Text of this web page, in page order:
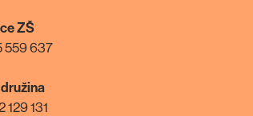
ZŠ
559 637
129 131